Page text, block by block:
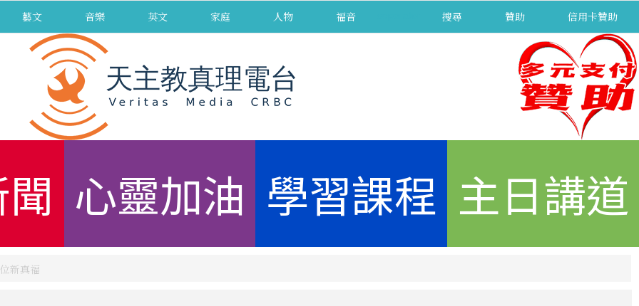
藝文 音樂 英文 家庭 人物 福音 搜尋 贊助 信用卡贊助
心靈加油 學習課程 主日講道
新真福